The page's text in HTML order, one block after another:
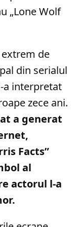
„Lone Wolf
de
din serialul
a interpretat
zece ani.
a generat
Facts”
al
actorul l-a